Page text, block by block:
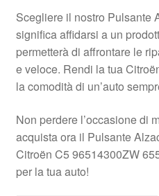
Scegliere il nostro Pulsante
significa affidarsi a un
permetterà di affrontare le
e veloce. Rendi la tua
la comodità di un’auto
Non perdere l’occasione di
acquista ora il Pulsante
Citroën C5 96514300ZW
per la tua auto!